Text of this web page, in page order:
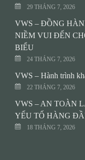
29 THÁNG 7, 2026
VWS – ĐỒNG
NIỀM VUI ĐẾN
BIỂU
24 THÁNG 7, 2026
VWS – Hành trình
22 THÁNG 7, 2026
VWS – AN TOÀN
YẾU TỐ HÀNG
18 THÁNG 7, 2026